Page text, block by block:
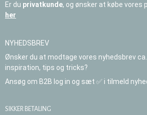
Er du privatkunde, og ønsker at købe vores
her
NYHEDSBREV
Ønsker du at modtage vores nyhedsbrev ca.
inspiration, tips og tricks?
Ansøg om B2B log in og sæt ✅ i tilmeld
SIKKER BETALING